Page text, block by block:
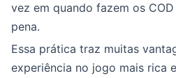
vez em quando fazem os
pena.
Essa prática traz muitas
experiência no jogo mais rica